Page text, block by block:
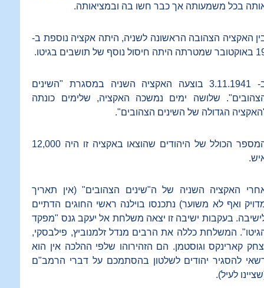
בכל משמעותה אך כבר חשו בה ובמציאותה.
האקציה הצהובה הראשונה לשניה, היתה אקציה נוספת ב-
חיסול נוסף של תושבים בגיטו.
ב- 3.11.1941 בוצעה האקציה השניה במסגרת "השינים
שלושה ימים נמשכה האקציה, שלימים כונתה
הגדולה של השינים הצהובים".
המספר הכולל של היהודים שהוצאו באקציה זו היה 12,000
האקציה השניה של ה"שינים הצהובים" (אין תאריך
ואף לא משוער) נתכנסו בוילנה ראשי החוגים הדתיים
בעקבות ישיבה זו יצאה משלחת אל יעקב גנס "מפקד
המשלחת כללה את הרבים מנדל זלמנוביץ, פילבסקי,
קארינקס וגוסטמן. הם הזהירוהו שלפי ההלכה אין הוא
להסגיר יהודים לשלטון בהסתמכם על דברי הרמב"ם
לעיל).